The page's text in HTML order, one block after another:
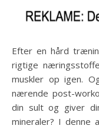
Efter en hård træning er det vigtigt at give kroppen de
rigtige
muskler op igen.
nærende post-
din sult og giver
mineraler? I denne